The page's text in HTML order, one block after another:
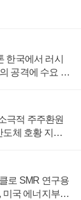
한국에서 러시
공격에 수요 늘
극적 주주환원
도체 호황 지속
로 SMR 연구용
미국 에너지부